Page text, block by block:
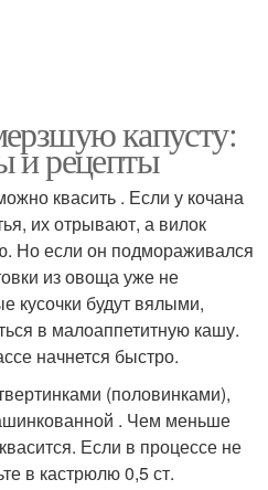
капусту:
и рецепты
квасить . Если у кочана
их отрывают, а вилок
Но если он подмораживался
из овоща уже не
кусочки будут вялыми,
в малоаппетитную кашу.
начнется быстро.
(половинками),
. Чем меньше
Если в процессе не
в кастрюлю 0,5 ст.